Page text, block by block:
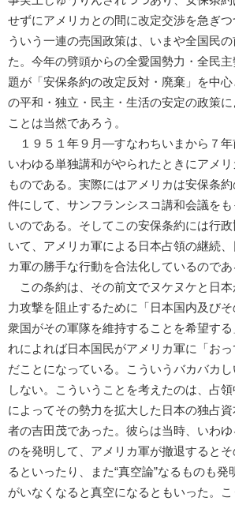
せずにアメリカとの間に改定交渉を急ぎつ
ういう一連の売国政策は、いまや全国民
た。今年の劈頭からの全愛国勢力・全民
題が「安保条約の改定反対・廃棄」を中
の平和・独立・民主・生活の安定の政策
ことは当然であろう。
１９５１年９月―すなわちいまから７年
いわゆる単独講和がやられたときにアメ
ものである。実際にはアメリカは安保条
件にして、サンフランシスコ講和会議を
いのである。そしてこの安保条約には行
いて、アメリカ軍による日本占領の継続
カ軍の勝手な行動を合法化しているのであ
この条約は、その前文でヌケヌケと日
力攻撃を阻止するために「日本国内及び
衆国がその軍隊を維持することを希望する
れによれば日本国民がアメリカ軍に「お
だことになっている。こういうバカバカ
しない。こういうことを考えたのは、占
によってその勢力を拡大した日本の独占
者の吉田茂であった。彼らは当時、いわゆ
のを発明して、アメリカ軍が撤退すると
るといったり、また“真空論”なるものも
がいなくなると真空になるともいった。